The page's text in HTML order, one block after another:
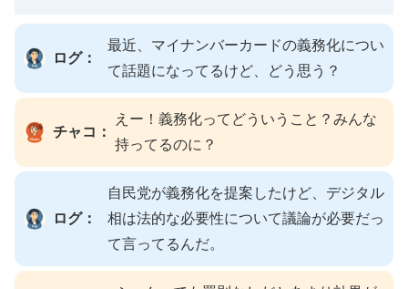
ログ：
最近、マイナンバーカードの義務化につい
て話題になってるけど、どう思う？
チャコ：
えー！義務化ってどういうこと？みんな
持ってるのに？
ログ：
自民党が義務化を提案したけど、デジタル
相は法的な必要性について議論が必要だっ
て言ってるんだ。